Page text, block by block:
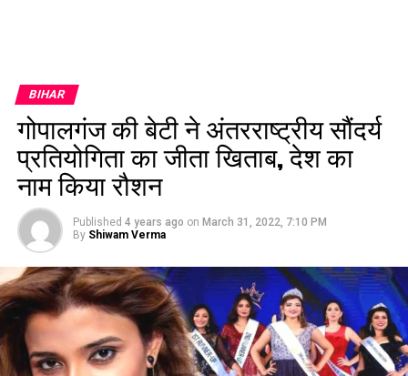
BIHAR
गोपालगंज की बेटी ने अंतरराष्ट्रीय सौंदर्य
प्रतियोगिता का जीता खिताब, देश का
नाम किया रौशन
Published 4 years ago on March 31, 2022, 7:10 PM
By Shiwam Verma